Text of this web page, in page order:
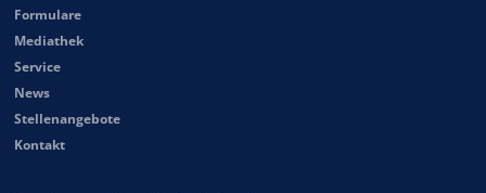
Formulare
Mediathek
Service
News
Stellenangebote
Kontakt